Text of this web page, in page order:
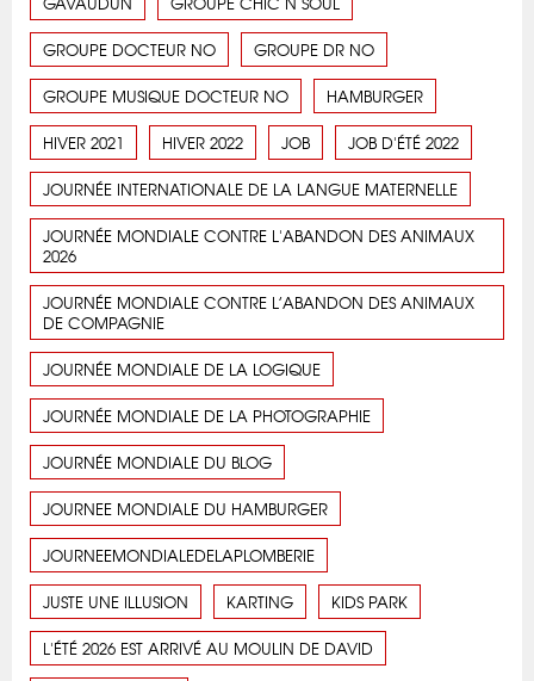
GROUPE DOCTEUR NO GROUPE DR NO
GROUPE MUSIQUE DOCTEUR NO HAMBURGER
HIVER 2021 HIVER 2022 JOB JOB D'ÉTÉ 2022
JOURNÉE INTERNATIONALE DE LA LANGUE MATERNELLE
JOURNÉE MONDIALE CONTRE L'ABANDON DES ANIMAUX
2026
JOURNÉE MONDIALE CONTRE L’ABANDON DES ANIMAUX
DE COMPAGNIE
JOURNÉE MONDIALE DE LA LOGIQUE
JOURNÉE MONDIALE DE LA PHOTOGRAPHIE
JOURNÉE MONDIALE DU BLOG
JOURNEE MONDIALE DU HAMBURGER
JOURNEEMONDIALEDELAPLOMBERIE
JUSTE UNE ILLUSION KARTING KIDS PARK
L'ÉTÉ 2026 EST ARRIVÉ AU MOULIN DE DAVID